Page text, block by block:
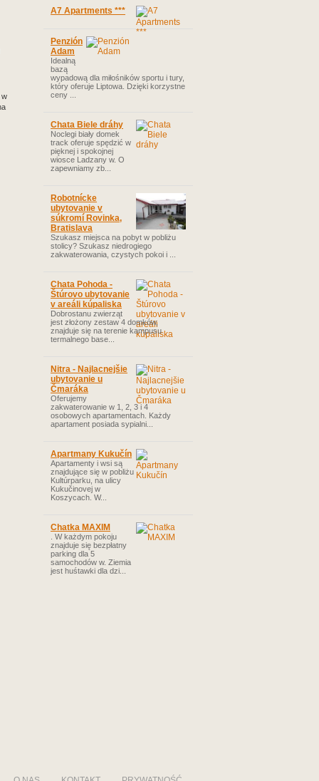
w
A7 Apartments ***
Penzión
Adam
Idealną
bazą
wypadową dla miłośników sportu i tury,
który oferuje Liptowa. Dzięki korzystne
ceny ...
Chata Biele dráhy
Noclegi biały domek
track oferuje spędzić w
pięknej i spokojnej
wiosce Ladzany w. O
zapewniamy zb...
Robotnícke
ubytovanie v
súkromí Rovinka,
Bratislava
Szukasz miejsca na pobyt w pobliżu
stolicy? Szukasz niedrogiego
zakwaterowania, czystych pokoi i ...
Chata Pohoda -
Štúrovo ubytovanie
v areáli kúpaliska
Dobrostanu zwierząt
jest złożony zestaw 4 domków,
znajduje się na terenie kampusu
termalnego base...
Nitra - Najlacnejšie
ubytovanie u
Čmaráka
Oferujemy
zakwaterowanie w 1, 2, 3 i 4
osobowych apartamentach. Każdy
apartament posiada sypialni...
Apartmany Kukučín
Apartamenty i wsi są
znajdujące się w pobliżu
Kultúrparku, na ulicy
Kukučinovej w
Koszycach. W...
Chatka MAXIM
. W każdym pokoju
znajduje się bezpłatny
parking dla 5
samochodów w. Ziemia
jest huśtawki dla dzi...